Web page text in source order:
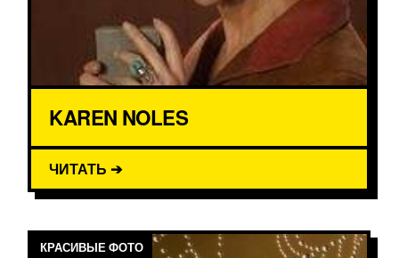
KAREN NOLES
ЧИТАТЬ ➔
КРАСИВЫЕ ФОТО